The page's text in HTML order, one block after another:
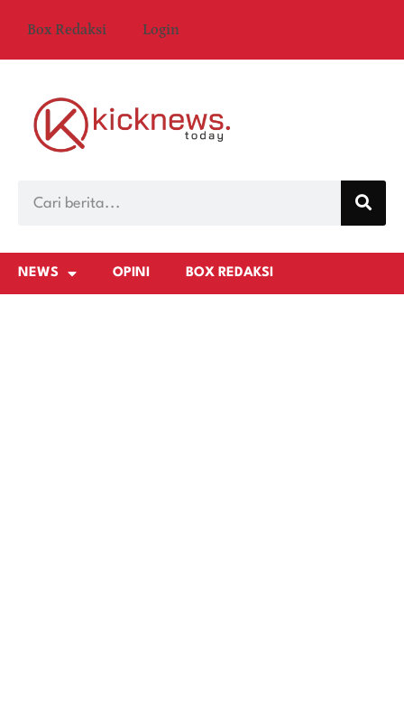
Box Redaksi Login
NEWS OPINI BOX REDAKSI